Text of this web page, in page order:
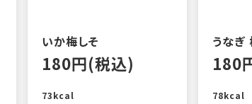
いか梅しそ
180円(税込)
73kcal
うなぎ
180
78kcal